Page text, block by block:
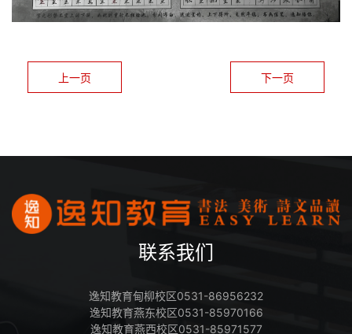
上一页 下一页
联系我们
逸知教育甸柳校区0531-86956232
逸知教育燕东校区0531-85970166
逸知教育燕西校区0531-85971577